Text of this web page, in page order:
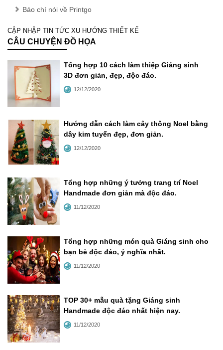
Báo chí nói về Printgo
CẬP NHẬP TIN TỨC XU HƯỚNG THIẾT KẾ
CÂU CHUYỆN ĐỒ HỌA
Tổng hợp 10 cách làm thiệp Giáng sinh
3D đơn giản, đẹp, độc đáo.
12/12/2020
Hướng dẫn cách làm cây thông Noel bằng
dây kim tuyến đẹp, đơn giản.
12/12/2020
Tổng hợp những ý tưởng trang trí Noel
Handmade đơn giản mà độc đáo.
11/12/2020
Tổng hợp những món quà Giáng sinh cho
bạn bè độc đáo, ý nghĩa nhất.
11/12/2020
TOP 30+ mẫu quà tặng Giáng sinh
Handmade độc đáo nhất hiện nay.
11/12/2020